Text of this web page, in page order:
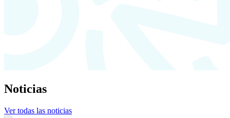
Noticias
Ver todas las noticias